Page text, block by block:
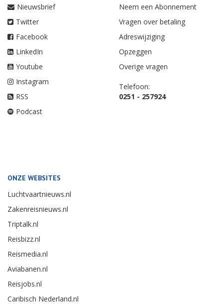
Nieuwsbrief
Twitter
Facebook
LinkedIn
Youtube
Instagram
RSS
Podcast
Neem een Abonnement
Vragen over betaling
Adreswijziging
Opzeggen
Overige vragen
Telefoon:
0251 - 257924
ONZE WEBSITES
Luchtvaartnieuws.nl
Zakenreisnieuws.nl
Triptalk.nl
Reisbizz.nl
Reismedia.nl
Aviabanen.nl
Reisjobs.nl
Caribisch Nederland.nl